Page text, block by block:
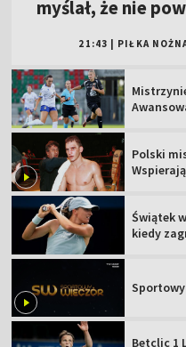
myślał, że nie
21:43 PIŁKA
Polski
Świątek
kiedy
Sportowy
Betclic 1